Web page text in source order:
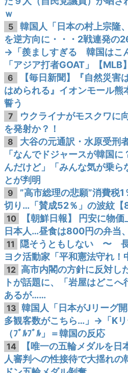
ｗ
5
韓国人「日本の村上宗隆
を逆方向に・・・2戦連発の
→「羨ましすぎる 韓国はこ
「アジア打者GOAT」【MLB】
6
【毎日新聞】『自然災害
はめられる』イオンモール熊
誓う
7
ウクライナがモスクワに
を発射か？！
8
大谷の元通訳・水原受刑
「なんでドジャースが韓国
んだけど」「みんな気が乗ら
とが判明
9
”高市総理の悲願”消費税
切り…「賛成52％」の波紋【
10
【朝鮮日報】 円安に物
日本人…昼食は800円の弁当
11
隠そうともしない 〜
ヨク活動家「平和憲法守れ！
12 高市内閣の方針に反対し
トが話題に、「岩屋はどこ
あるが……
13 韓国人「日本がJリーグ
多観客数がこちら…」→「K
（ﾌﾞﾙﾌﾞﾙ」＝韓国の反応
14
【唯一の五輪メダルを
人審判への性接待で大揺れの